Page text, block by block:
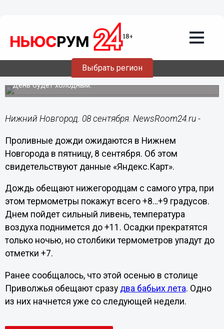
Выбрать регион
08.09.202309:16
Ливни обрушатся на Нижний Новгород
День будет холодным.
Нижний Новгород. 08 сентября. NewsRoom24.ru -
Проливные дожди ожидаются в Нижнем
Новгорода в пятницу, 8 сентября. Об этом
свидетельствуют данные «Яндекс.Карт».
Дождь обещают нижегородцам с самого утра, при
этом термометры покажут всего +8…+9 градусов.
Днем пойдет сильный ливень, температура
воздуха поднимется до +11. Осадки прекратятся
только ночью, но столбики термометров упадут до
отметки +7.
Ранее сообщалось, что этой осенью в столице
Приволжья обещают сразу два бабьих лета. Одно
из них начнется уже со следующей недели.